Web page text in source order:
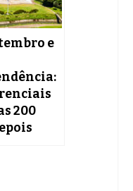
e
200